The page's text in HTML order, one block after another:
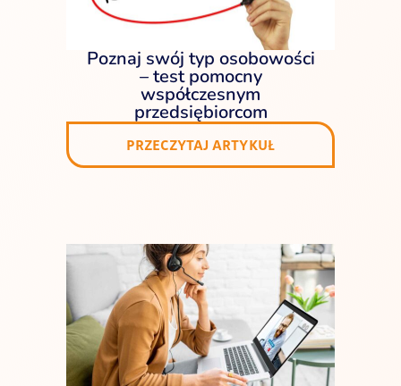
Poznaj swój typ osobowości
– test pomocny
współczesnym
przedsiębiorcom
PRZECZYTAJ ARTYKUŁ